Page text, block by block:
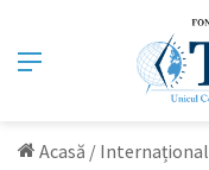
Meniu
Acasă / Internațional